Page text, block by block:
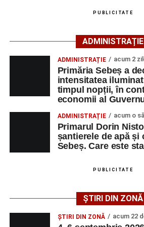
agenția teritorială de care
Lista publicată de AJOFM Alba
denumirea posturilor vacante din
contact ale angajatorilor, precum
adrese de e-mail, pentru ca
poată solicita detalii despre
Mai jos puteți consulta lista
muncă disponibile în comuna
august 2026, precum și
PUBLICITATE
ADMINISTRAȚIE
ADMINISTRAȚIE acum 2
Primăria Sebeș a
intensitatea
timpul nopții, în
economii al
ADMINISTRAȚIE acum o
Primarul Dorin
șantierele de apă și
Sebeș. Care este
PUBLICITATE
ȘTIRI DIN ZONĂ
ȘTIRI DIN ZONĂ acum 22